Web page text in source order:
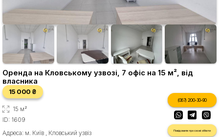
Оренда на Кловському узвозі, 7 офіс на 15 м², від
власника
15 000 ₴
15 м²
ID: 1609
Адреса: м. Київ , Кловський узвіз
(067) 200-30-90
Повідомити про схожі об'єкти